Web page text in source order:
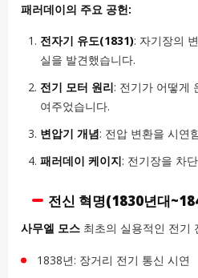
패러데이의 주요 공헌:
전자기 유도(1831): 자기장의
실을 발견했습니다.
전기 모터 원리: 전기가 어떻게
여주었습니다.
변압기 개념: 전압 변환을 시연
패러데이 케이지: 전기장을 차
전신 혁명(1830년대
사무엘 모스 최초의 실용적인 전기
1838년: 장거리 전기 통신 시연